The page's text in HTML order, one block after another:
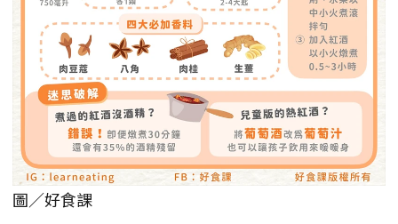
圖／好食課